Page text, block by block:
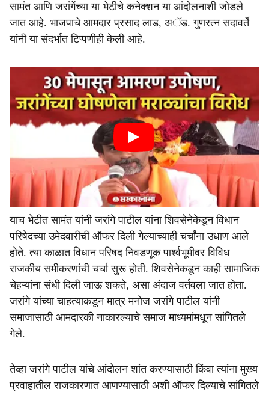
सामंत आणि जरांगेंच्या या भेटीचे कनेक्शन या आंदोलनाशी जोडले
जात आहे. भाजपाचे आमदार प्रसाद लाड, अॅड. गुणरत्न सदावर्ते
यांनी या संदर्भात टिप्पणीही केली आहे.
याच भेटीत सामंत यांनी जरांगे पाटील यांना शिवसेनेकेडून विधान
परिषेदच्या उमेदवारीची ऑफर दिली गेल्याच्याही चर्चांना उधाण आले
होते. त्या काळात विधान परिषद निवडणूक पार्श्वभूमीवर विविध
राजकीय समीकरणांची चर्चा सुरू होती. शिवसेनेकडून काही सामाजिक
चेहऱ्यांना संधी दिली जाऊ शकते, असा अंदाज वर्तवला जात होता.
जरांगे यांच्या चाहत्याकडून मात्र मनोज जरांगे पाटील यांनी
समाजासाठी आमदारकी नाकारल्याचे समाज माध्यमांमधून सांगितले
गेले.
तेव्हा जरांगे पाटील यांचे आंदोलन शांत करण्यासाठी किंवा त्यांना मुख्य
प्रवाहातील राजकारणात आणण्यासाठी अशी ऑफर दिल्याचे सांगितले